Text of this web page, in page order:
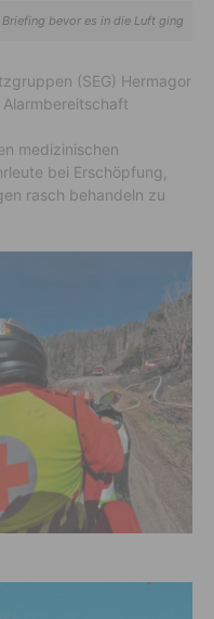
bevor es in die Luft ging
(SEG) Hermagor
medizinischen
bei Erschöpfung,
rasch behandeln zu